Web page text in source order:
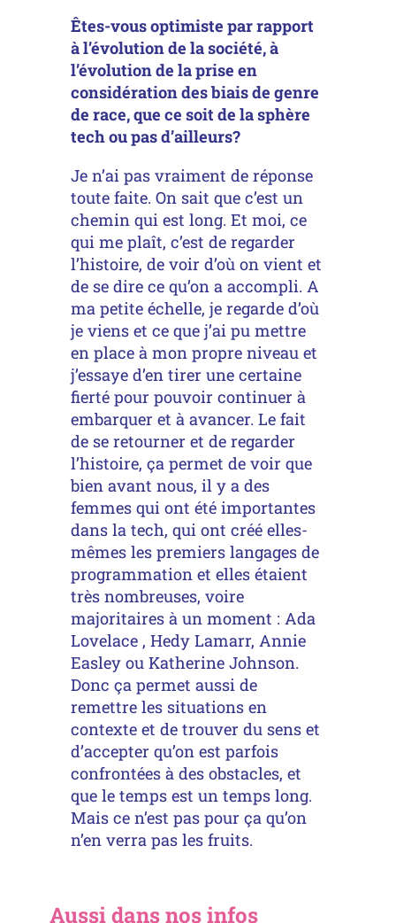
Êtes-vous optimiste par rapport
à l’évolution de la société, à
l’évolution de la prise en
considération des biais de genre
de race, que ce soit de la sphère
tech ou pas d’ailleurs?
Je n’ai pas vraiment de réponse
toute faite. On sait que c’est un
chemin qui est long. Et moi, ce
qui me plaît, c’est de regarder
l’histoire, de voir d’où on vient et
de se dire ce qu’on a accompli. A
ma petite échelle, je regarde d’où
je viens et ce que j’ai pu mettre
en place à mon propre niveau et
j’essaye d’en tirer une certaine
fierté pour pouvoir continuer à
embarquer et à avancer. Le fait
de se retourner et de regarder
l’histoire, ça permet de voir que
bien avant nous, il y a des
femmes qui ont été importantes
dans la tech, qui ont créé elles-
mêmes les premiers langages de
programmation et elles étaient
très nombreuses, voire
majoritaires à un moment : Ada
Lovelace , Hedy Lamarr, Annie
Easley ou Katherine Johnson.
Donc ça permet aussi de
remettre les situations en
contexte et de trouver du sens et
d’accepter qu’on est parfois
confrontées à des obstacles, et
que le temps est un temps long.
Mais ce n’est pas pour ça qu’on
n’en verra pas les fruits.
Aussi dans nos infos